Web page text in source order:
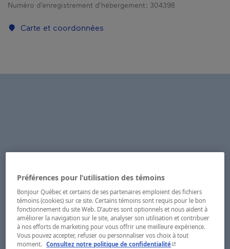
Numéro d’enregistrement d’hébergement : 304398
Carte et coordonnées
Préférences pour l’utilisation des témoins
Bonjour Québec et certains de ses partenaires emploient des fichiers
témoins (cookies) sur ce site. Certains témoins sont requis pour le bon
fonctionnement du site Web. D’autres sont optionnels et nous aident à
améliorer la navigation sur le site, analyser son utilisation et contribuer
à nos efforts de marketing pour vous offrir une meilleure expérience.
Vous pouvez accepter, refuser ou personnaliser vos choix à tout
moment. Consultez notre politique de confidentialité- Cet hyperlien